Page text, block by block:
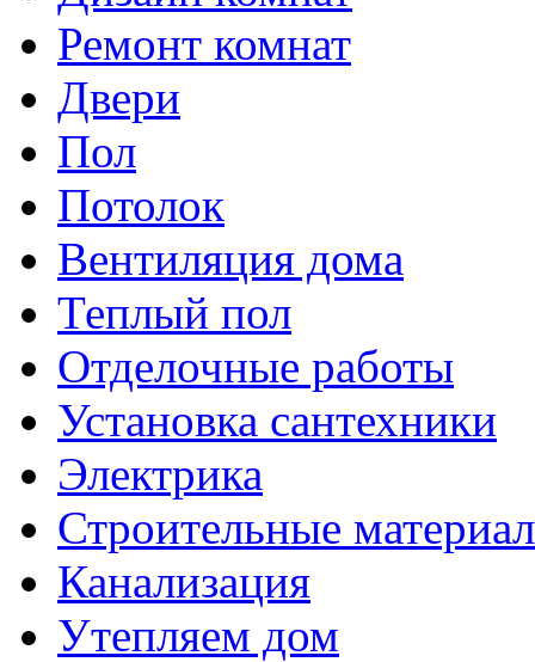
Ремонт комнат
Двери
Пол
Потолок
Вентиляция дома
Теплый пол
Отделочные работы
Установка сантехники
Электрика
Строительные
Канализация
Утепляем дом